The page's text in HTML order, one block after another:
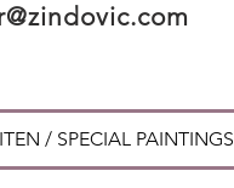
/ SPECIAL PAINTINGS